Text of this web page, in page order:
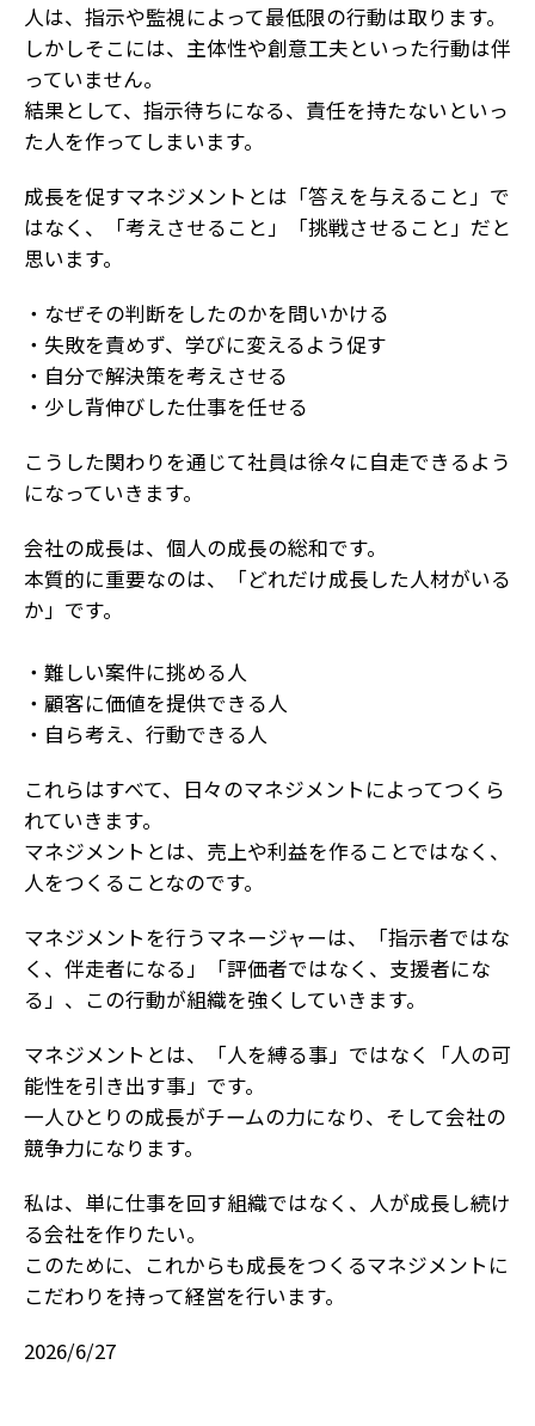
人は、指示や監視によって最低限の行動は取ります。
しかしそこには、主体性や創意工夫といった行動は伴
っていません。
結果として、指示待ちになる、責任を持たないといっ
た人を作ってしまいます。
成長を促すマネジメントとは「答えを与えること」で
はなく、「考えさせること」「挑戦させること」だと
思います。
・なぜその判断をしたのかを問いかける
・失敗を責めず、学びに変えるよう促す
・自分で解決策を考えさせる
・少し背伸びした仕事を任せる
こうした関わりを通じて社員は徐々に自走できるよう
になっていきます。
会社の成長は、個人の成長の総和です。
本質的に重要なのは、「どれだけ成長した人材がいる
か」です。
・難しい案件に挑める人
・顧客に価値を提供できる人
・自ら考え、行動できる人
これらはすべて、日々のマネジメントによってつくら
れていきます。
マネジメントとは、売上や利益を作ることではなく、
人をつくることなのです。
マネジメントを行うマネージャーは、「指示者ではな
く、伴走者になる」「評価者ではなく、支援者にな
る」、この行動が組織を強くしていきます。
マネジメントとは、「人を縛る事」ではなく「人の可
能性を引き出す事」です。
一人ひとりの成長がチームの力になり、そして会社の
競争力になります。
私は、単に仕事を回す組織ではなく、人が成長し続け
る会社を作りたい。
このために、これからも成長をつくるマネジメントに
こだわりを持って経営を行います。
2026/6/27